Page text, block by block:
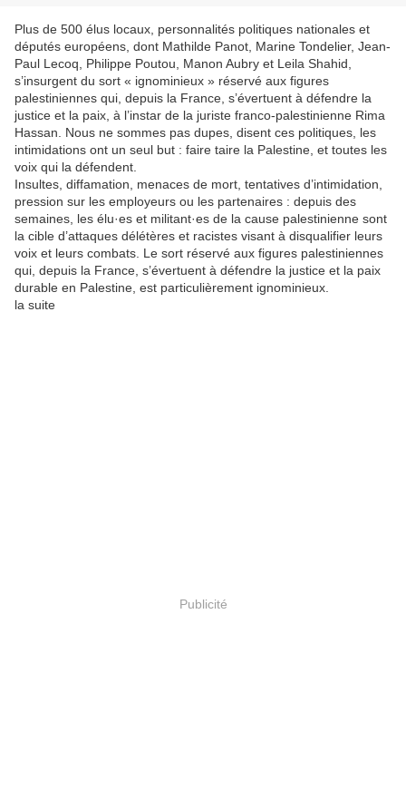
Plus de 500 élus locaux, personnalités politiques nationales et
députés européens, dont Mathilde Panot, Marine Tondelier, Jean-
Paul Lecoq, Philippe Poutou, Manon Aubry et Leila Shahid,
s’insurgent du sort « ignominieux » réservé aux figures
palestiniennes qui, depuis la France, s’évertuent à défendre la
justice et la paix, à l’instar de la juriste franco-palestinienne Rima
Hassan. Nous ne sommes pas dupes, disent ces politiques, les
intimidations ont un seul but : faire taire la Palestine, et toutes les
voix qui la défendent.
Insultes, diffamation, menaces de mort, tentatives d’intimidation,
pression sur les employeurs ou les partenaires : depuis des
semaines, les élu·es et militant·es de la cause palestinienne sont
la cible d’attaques délétères et racistes visant à disqualifier leurs
voix et leurs combats. Le sort réservé aux figures palestiniennes
qui, depuis la France, s’évertuent à défendre la justice et la paix
durable en Palestine, est particulièrement ignominieux.
la suite
Publicité